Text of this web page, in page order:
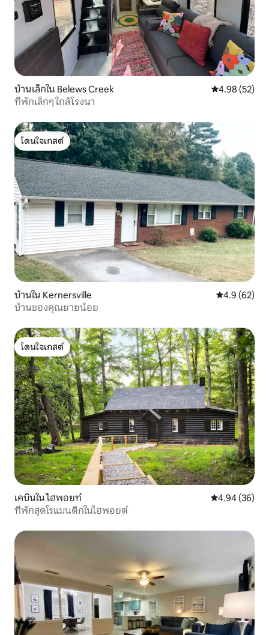
บ้านเล็กใน Belews Creek คะแนนเฉลี่ย
4.98 (52)
ที่พักเล็กๆ ใกล้โรงนา
โดนใจเกสต์
โดนใจเกสต์
บ้านใน Kernersville คะแนนเฉลี่ย
4.9 (62)
บ้านของคุณยายน้อย
โดนใจเกสต์
โดนใจเกสต์
เคบินใน ไฮพอยท์ คะแนนเฉลี่ย
4.94 (36)
ที่พักสุดโรแมนติกในไฮพอยต์